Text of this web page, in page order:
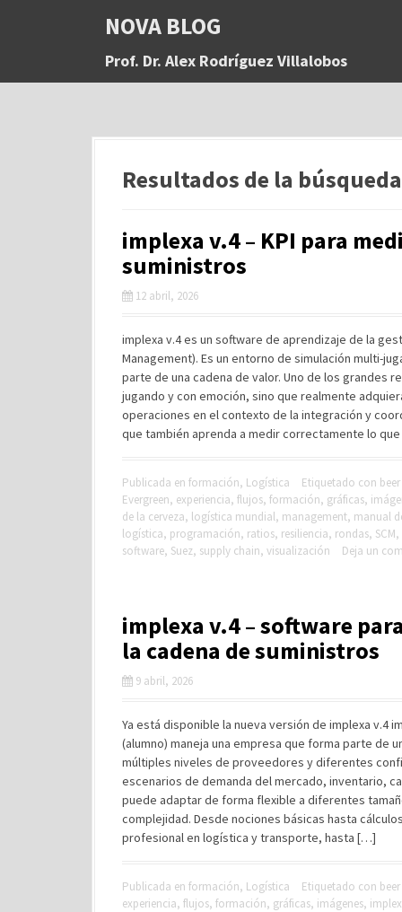
a
NOVA BLOG
Prof. Dr. Alex Rodríguez Villalobos
Resultados de la
implexa v.4 – KPI para
suministros
12 abril, 2026
implexa v.4 es un software de aprendizaje de la
Management). Es un entorno de simulación multi-
parte de una cadena de valor. Uno de los grandes
jugando y con emoción, sino que realmente
operaciones en el contexto de la integración y
que también aprenda a medir correctamente lo
Publicada en formación, Logística Etiquetado con
Evergreen, experiencia, flujos, formación, gráficas,
de la cerveza, logística mundial, management, manual
logística, programación, ratios, resiliencia, rondas, SCM,
software, Suez, supply chain, visualización Deja un
implexa v.4 – software
la cadena de suministros
9 abril, 2026
Ya está disponible la nueva versión de implexa v.4
(alumno) maneja una empresa que forma parte de
múltiples niveles de proveedores y diferentes
escenarios de demanda del mercado, inventario,
puede adaptar de forma flexible a diferentes
complejidad. Desde nociones básicas hasta
profesional en logística y transporte, hasta […]
Publicada en formación, Logística Etiquetado con
experiencia, flujos, formación, gráficas, imágenes,